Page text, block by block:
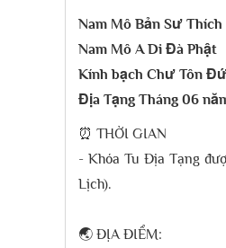
Nam Mô Bản Sư Thích
Nam Mô A Di Đà Phật
Kính bạch Chư Tôn
Địa Tạng Tháng 06
⏰ THỜI GIAN
- Khóa Tu Địa Tạng
Lịch).
🌏 ĐỊA ĐIỂM: